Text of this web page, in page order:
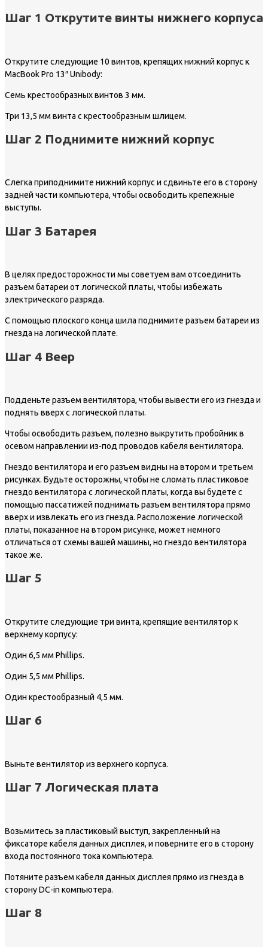
Шаг 1 Открутите винты нижнего корпуса
Открутите следующие 10 винтов, крепящих нижний корпус к
MacBook Pro 13″ Unibody:
Семь крестообразных винтов 3 мм.
Три 13,5 мм винта с крестообразным шлицем.
Шаг 2 Поднимите нижний корпус
Слегка приподнимите нижний корпус и сдвиньте его в сторону
задней части компьютера, чтобы освободить крепежные
выступы.
Шаг 3 Батарея
В целях предосторожности мы советуем вам отсоединить
разъем батареи от логической платы, чтобы избежать
электрического разряда.
С помощью плоского конца шила поднимите разъем батареи из
гнезда на логической плате.
Шаг 4 Веер
Подденьте разъем вентилятора, чтобы вывести его из гнезда и
поднять вверх с логической платы.
Чтобы освободить разъем, полезно выкрутить пробойник в
осевом направлении из-под проводов кабеля вентилятора.
Гнездо вентилятора и его разъем видны на втором и третьем
рисунках. Будьте осторожны, чтобы не сломать пластиковое
гнездо вентилятора с логической платы, когда вы будете с
помощью пассатижей поднимать разъем вентилятора прямо
вверх и извлекать его из гнезда. Расположение логической
платы, показанное на втором рисунке, может немного
отличаться от схемы вашей машины, но гнездо вентилятора
такое же.
Шаг 5
Открутите следующие три винта, крепящие вентилятор к
верхнему корпусу:
Один 6,5 мм Phillips.
Один 5,5 мм Phillips.
Один крестообразный 4,5 мм.
Шаг 6
Выньте вентилятор из верхнего корпуса.
Шаг 7 Логическая плата
Возьмитесь за пластиковый выступ, закрепленный на
фиксаторе кабеля данных дисплея, и поверните его в сторону
входа постоянного тока компьютера.
Потяните разъем кабеля данных дисплея прямо из гнезда в
сторону DC-in компьютера.
Шаг 8